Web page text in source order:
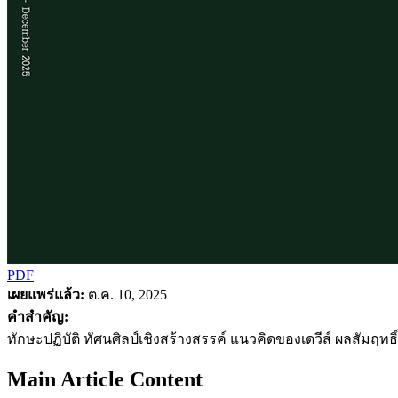
PDF
เผยแพร่แล้ว: ต.ค. 10, 2025
คำสำคัญ:
ทักษะปฏิบัติ ทัศนศิลป์เชิงสร้างสรรค์ แนวคิดของเดวีส์ ผลสัมฤทธิ์
Main Article Content